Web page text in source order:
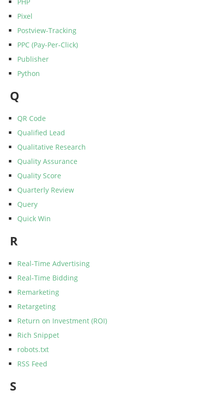
PHP
Pixel
Postview-Tracking
PPC (Pay-Per-Click)
Publisher
Python
Q
QR Code
Qualified Lead
Qualitative Research
Quality Assurance
Quality Score
Quarterly Review
Query
Quick Win
R
Real-Time Advertising
Real-Time Bidding
Remarketing
Retargeting
Return on Investment (ROI)
Rich Snippet
robots.txt
RSS Feed
S